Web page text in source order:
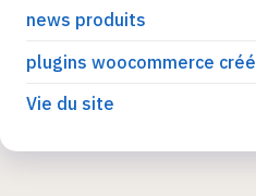
news produits
plugins woocommerce créé
Vie du site